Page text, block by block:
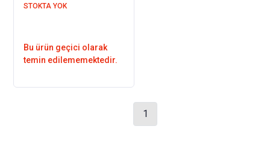
STOKTA YOK
Bu ürün geçici olarak
temin edilememektedir.
1